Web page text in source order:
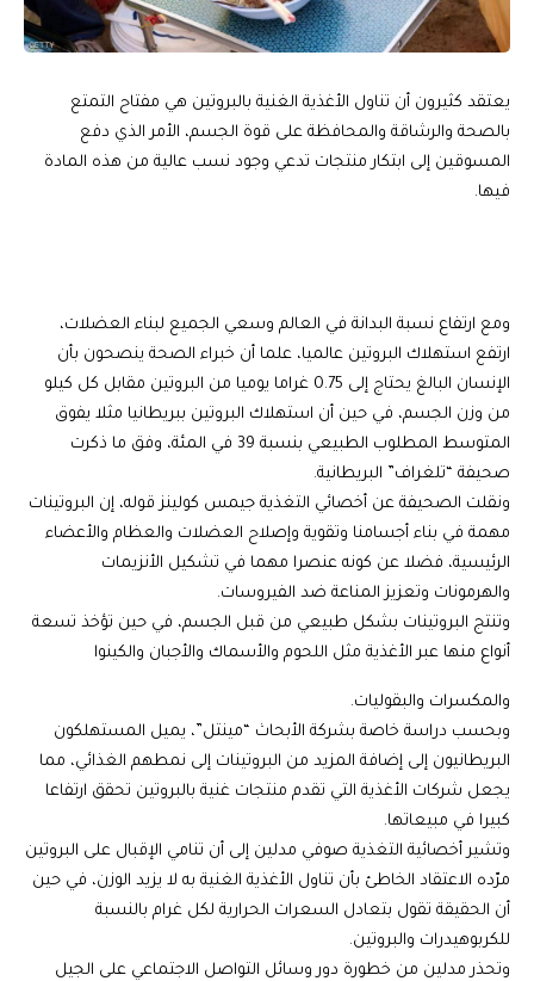
يعتقد كثيرون أن تناول الأغذية الغنية بالبروتين هي مفتاح التمتع
بالصحة والرشاقة والمحافظة على قوة الجسم، الأمر الذي دفع
المسوقين إلى ابتكار منتجات تدعي وجود نسب عالية من هذه المادة
فيها.
ومع ارتفاع نسبة البدانة في العالم وسعي الجميع لبناء العضلات،
ارتفع استهلاك البروتين عالميا، علما أن خبراء الصحة ينصحون بأن
الإنسان البالغ يحتاج إلى 0.75 غراما يوميا من البروتين مقابل كل كيلو
من وزن الجسم، في حين أن استهلاك البروتين ببريطانيا مثلا يفوق
المتوسط المطلوب الطبيعي بنسبة 39 في المئة، وفق ما ذكرت
صحيفة “تلغراف” البريطانية.
ونقلت الصحيفة عن أخصائي التغذية جيمس كولينز قوله، إن البروتينات
مهمة في بناء أجسامنا وتقوية وإصلاح العضلات والعظام والأعضاء
الرئيسية، فضلا عن كونه عنصرا مهما في تشكيل الأنزيمات
والهرمونات وتعزيز المناعة ضد الفيروسات.
وتنتج البروتينات بشكل طبيعي من قبل الجسم، في حين تؤخذ تسعة
أنواع منها عبر الأغذية مثل اللحوم والأسماك والأجبان والكينوا
والمكسرات والبقوليات.
وبحسب دراسة خاصة بشركة الأبحاث “مينتل”، يميل المستهلكون
البريطانيون إلى إضافة المزيد من البروتينات إلى نمطهم الغذائي، مما
يجعل شركات الأغذية التي تقدم منتجات غنية بالبروتين تحقق ارتفاعا
كبيرا في مبيعاتها.
وتشير أخصائية التغذية صوفي مدلين إلى أن تنامي الإقبال على البروتين
مرّده الاعتقاد الخاطئ بأن تناول الأغذية الغنية به لا يزيد الوزن، في حين
أن الحقيقة تقول بتعادل السعرات الحرارية لكل غرام بالنسبة
للكربوهيدرات والبروتين.
وتحذر مدلين من خطورة دور وسائل التواصل الاجتماعي على الجيل